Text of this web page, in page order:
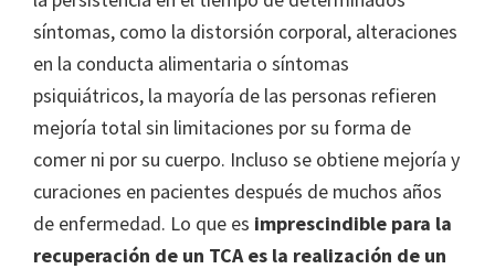
síntomas, como la distorsión corporal, alteraciones
en la conducta alimentaria o síntomas
psiquiátricos, la mayoría de las personas refieren
mejoría total sin limitaciones por su forma de
comer ni por su cuerpo. Incluso se obtiene mejoría y
curaciones en pacientes después de muchos años
de enfermedad. Lo que es imprescindible para la
recuperación de un TCA es la realización de un